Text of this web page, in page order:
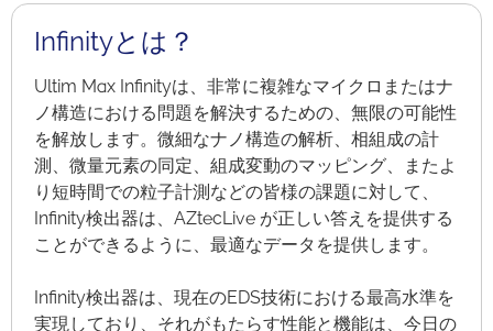
Infinityとは？
Ultim Max Infinityは、非常に複雑なマイクロまたはナ
ノ構造における問題を解決するための、無限の可能性
を解放します。微細なナノ構造の解析、相組成の計
測、微量元素の同定、組成変動のマッピング、またよ
り短時間での粒子計測などの皆様の課題に対して、
Infinity検出器は、AZtecLive が正しい答えを提供する
ことができるように、最適なデータを提供します。
Infinity検出器は、現在のEDS技術における最高水準を
実現しており、それがもたらす性能と機能は、今日の